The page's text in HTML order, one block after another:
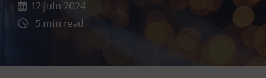
Japan - 日本
Latin America
12 juin 2024
5 min read